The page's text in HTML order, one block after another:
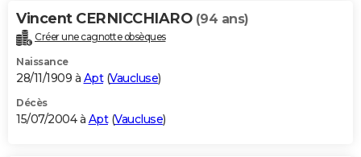
Vincent CERNICCHIARO (94 ans)
Créer une cagnotte obsèques
Naissance
28/11/1909 à Apt(Vaucluse)
Décès
15/07/2004 à Apt(Vaucluse)